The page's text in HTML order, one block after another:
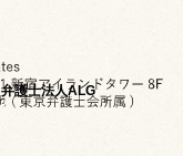
護士法人ALG